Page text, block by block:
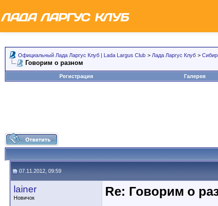
Официальный Лада Ларгус Клуб | Lada Largus Club > Лада Ларгус Клуб >
Говорим о разном
Регистрация Галерея
07.11.2012, 09:59
lainer
Новичок
Re: Говорим о